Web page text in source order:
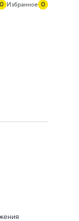
0 Избранное 0